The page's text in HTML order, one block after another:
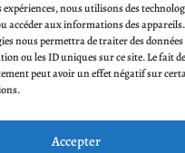
nous utilisons des
accéder aux informations des
nous permettra de traiter des données
ou les ID uniques sur ce site. Le fait
peut avoir un effet négatif sur
Accepter
lapetitecaserne.net